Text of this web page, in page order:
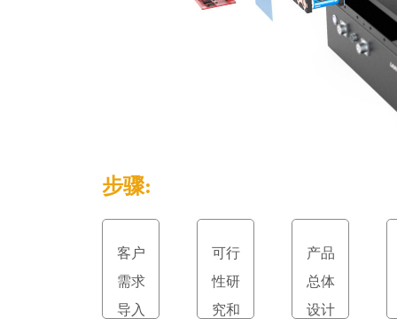
步骤:
客户
需求
导入
可行
性研
究和
产品
总体
设计